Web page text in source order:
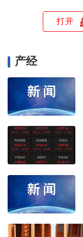
打开
产经